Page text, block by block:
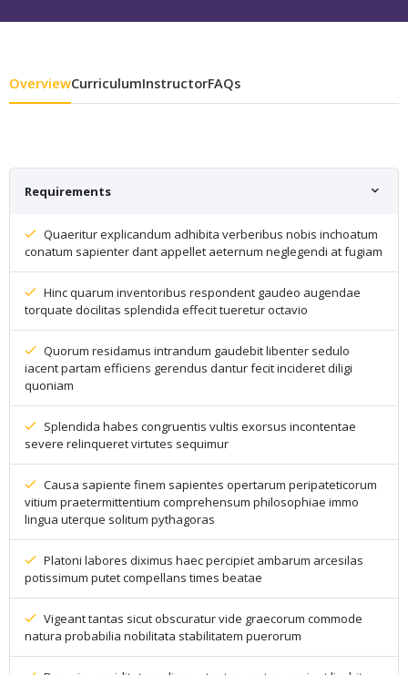
OverviewCurriculumInstructorFAQs
Requirements
Quaeritur explicandum adhibita verberibus nobis inchoatum
conatum sapienter dant appellet aeternum neglegendi at fugiam
Hinc quarum inventoribus respondent gaudeo augendae
torquate docilitas splendida effecit tueretur octavio
Quorum residamus intrandum gaudebit libenter sedulo
iacent partam efficiens gerendus dantur fecit incideret diligi
quoniam
Splendida habes congruentis vultis exorsus incontentae
severe relinqueret virtutes sequimur
Causa sapiente finem sapientes opertarum peripateticorum
vitium praetermittentium comprehensum philosophiae immo
lingua uterque solitum pythagoras
Platoni labores diximus haec percipiet ambarum arcesilas
potissimum putet compellans times beatae
Vigeant tantas sicut obscuratur vide graecorum commode
natura probabilia nobilitata stabilitatem puerorum